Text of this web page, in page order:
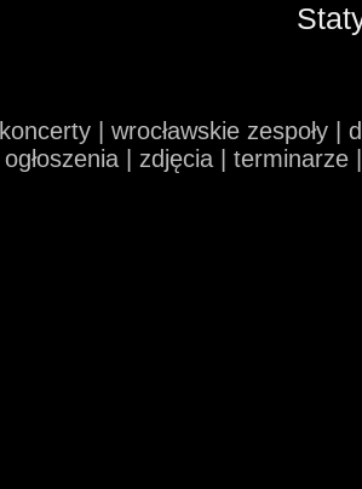
| wrocławskie zespoły
ogłoszenia | zdjęcia |